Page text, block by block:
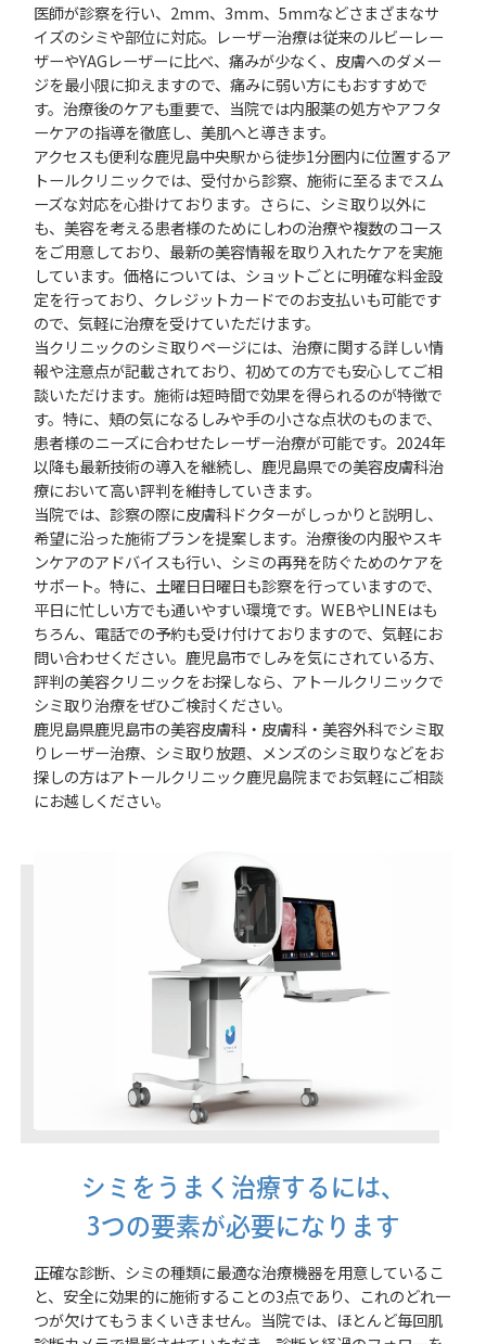
医師が診察を行い、2mm、3mm、5mmなどさまざまなサ
イズのシミや部位に対応。レーザー治療は従来のルビーレー
ザーやYAGレーザーに比べ、痛みが少なく、皮膚へのダメー
ジを最小限に抑えますので、痛みに弱い方にもおすすめで
す。治療後のケアも重要で、当院では内服薬の処方やアフタ
ーケアの指導を徹底し、美肌へと導きます。
アクセスも便利な鹿児島中央駅から徒歩1分圏内に位置するア
トールクリニックでは、受付から診察、施術に至るまでスム
ーズな対応を心掛けております。さらに、シミ取り以外に
も、美容を考える患者様のためにしわの治療や複数のコース
をご用意しており、最新の美容情報を取り入れたケアを実施
しています。価格については、ショットごとに明確な料金設
定を行っており、クレジットカードでのお支払いも可能です
ので、気軽に治療を受けていただけます。
当クリニックのシミ取りページには、治療に関する詳しい情
報や注意点が記載されており、初めての方でも安心してご相
談いただけます。施術は短時間で効果を得られるのが特徴で
す。特に、頬の気になるしみや手の小さな点状のものまで、
患者様のニーズに合わせたレーザー治療が可能です。2024年
以降も最新技術の導入を継続し、鹿児島県での美容皮膚科治
療において高い評判を維持していきます。
当院では、診察の際に皮膚科ドクターがしっかりと説明し、
希望に沿った施術プランを提案します。治療後の内服やスキ
ンケアのアドバイスも行い、シミの再発を防ぐためのケアを
サポート。特に、土曜日日曜日も診察を行っていますので、
平日に忙しい方でも通いやすい環境です。WEBやLINEはも
ちろん、電話での予約も受け付けておりますので、気軽にお
問い合わせください。鹿児島市でしみを気にされている方、
評判の美容クリニックをお探しなら、アトールクリニックで
シミ取り治療をぜひご検討ください。
鹿児島県鹿児島市の美容皮膚科・皮膚科・美容外科でシミ取
りレーザー治療、シミ取り放題、メンズのシミ取りなどをお
探しの方はアトールクリニック鹿児島院までお気軽にご相談
にお越しください。
シミをうまく治療するには、
3つの要素が必要になります
正確な診断、シミの種類に最適な治療機器を用意しているこ
と、安全に効果的に施術することの3点であり、これのどれ一
つが欠けてもうまくいきません。当院では、ほとんど毎回肌